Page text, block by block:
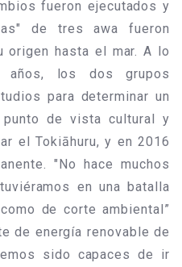
fueron ejecutados y
de tres awa fueron
origen hasta el mar. A lo
años, los dos grupos
para determinar un
de vista cultural y
el Tokiāhuru, y en 2016
"No hace muchos
en una batalla
de corte ambiental”
de energía renovable de
sido capaces de ir